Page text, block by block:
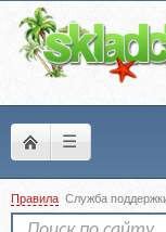
☰
Правила Служба